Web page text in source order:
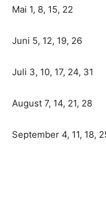
Mai 1, 8, 15, 22
Juni 5, 12, 19, 26
Juli 3, 10, 17, 24, 31
August 7, 14, 21, 28
September 4, 11, 18,